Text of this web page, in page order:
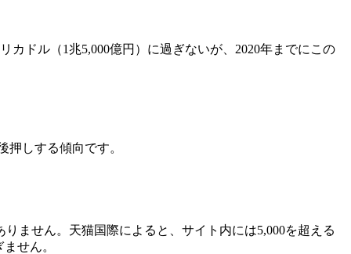
ドル（1兆5,000億円）に過ぎないが、2020年までにこの
しする傾向です。
ません。天猫国際によると、サイト内には5,000を超える
せん。